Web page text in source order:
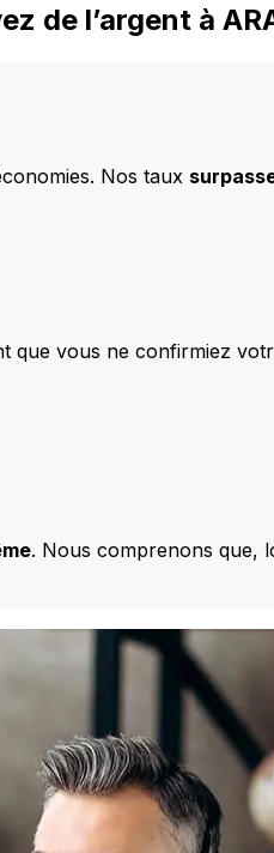
de l’argent à
Nos taux
que vous ne confirmiez
. Nous comprenons que,